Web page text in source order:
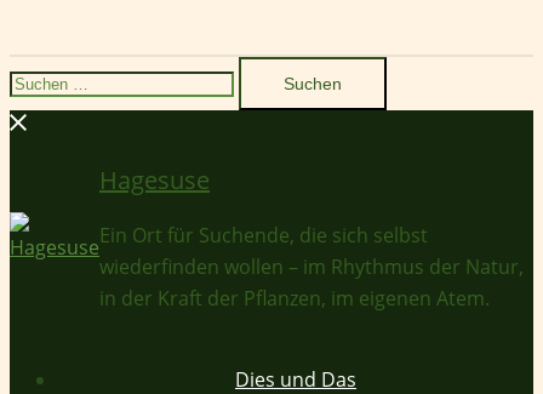
Suchen
nach:
Hagesuse
Ein Ort für Suchende, die sich selbst
wiederfinden wollen – im Rhythmus der Natur,
in der Kraft der Pflanzen, im eigenen Atem.
Dies und Das